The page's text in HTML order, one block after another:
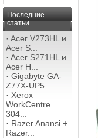
Последние
статьи
· Acer V273HL и
Acer S...
· Acer S271HL и
Acer H...
· Gigabyte GA-
Z77X-UP5...
· Xerox
WorkCentre
304...
· Razer Anansi +
Razer...